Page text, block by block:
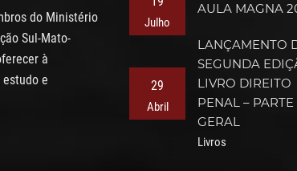
do Ministério
Sul-Mato-
à
e
Julho
AULA MAGNA
29
Abril
LANÇAMENTO
SEGUNDA
LIVRO DIREITO
PENAL – PARTE
GERAL
Livros